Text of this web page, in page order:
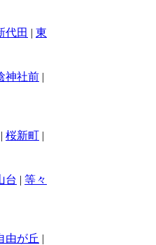
代田 | 東
神社前 |
| 桜新町 |
台 | 等々
由が丘 |